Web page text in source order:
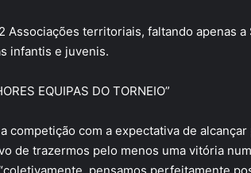
Associações territoriais, faltando apenas a
infantis e juvenis.
EQUIPAS DO TORNEIO”
competição com a expectativa de alcançar
de trazermos pelo menos uma vitória